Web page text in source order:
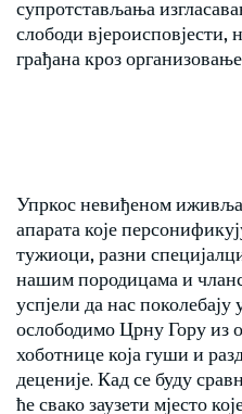
супротстављања
слободи вјероисповјести,
грађана кроз
Упркос невиђеном
апарата које
тужиоци, разни
нашим породицама и
успјели да нас
ослободимо Црну Гору из
хоботнице која гуши и
деценије. Кад се буду
ће свако заузети мјесто